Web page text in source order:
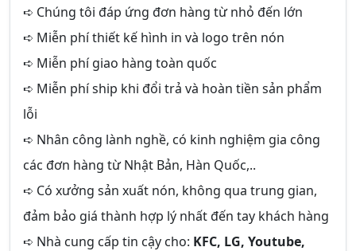
➪ Chúng tôi đáp ứng đơn hàng từ nhỏ đến lớn
➪ Miễn phí thiết kế hình in và logo trên nón
➪ Miễn phí giao hàng toàn quốc
➪ Miễn phí ship khi đổi trả và hoàn tiền sản phẩm
lỗi
➪ Nhân công lành nghề, có kinh nghiệm gia công
các đơn hàng từ Nhật Bản, Hàn Quốc,..
➪ Có xưởng sản xuất nón, không qua trung gian,
đảm bảo giá thành hợp lý nhất đến tay khách hàng
➪ Nhà cung cấp tin cậy cho: KFC, LG, Youtube,